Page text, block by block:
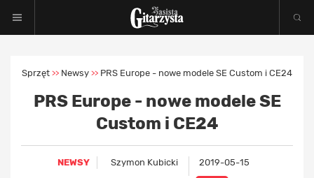
Sprzęt >> Newsy >> PRS Europe - nowe modele SE Custom i CE24
PRS Europe - nowe modele SE
Custom i CE24
NEWSY Szymon Kubicki 2019-05-15